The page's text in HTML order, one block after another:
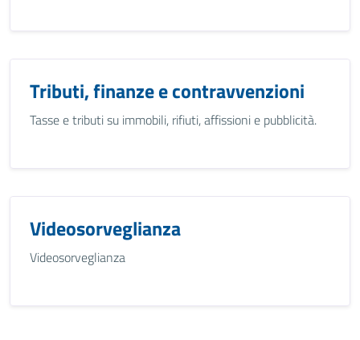
Tributi, finanze e contravvenzioni
Tasse e tributi su immobili, rifiuti, affissioni e pubblicità.
Videosorveglianza
Videosorveglianza